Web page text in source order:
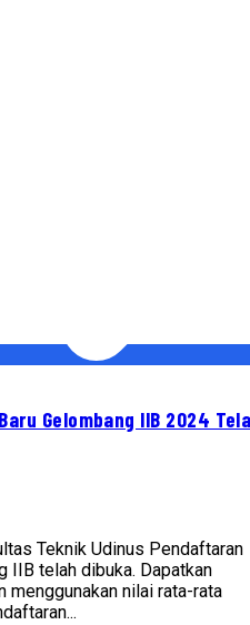
Gelombang IIB 2024
Teknik Udinus Pendaftaran
IIB telah dibuka. Dapatkan
menggunakan nilai rata-rata